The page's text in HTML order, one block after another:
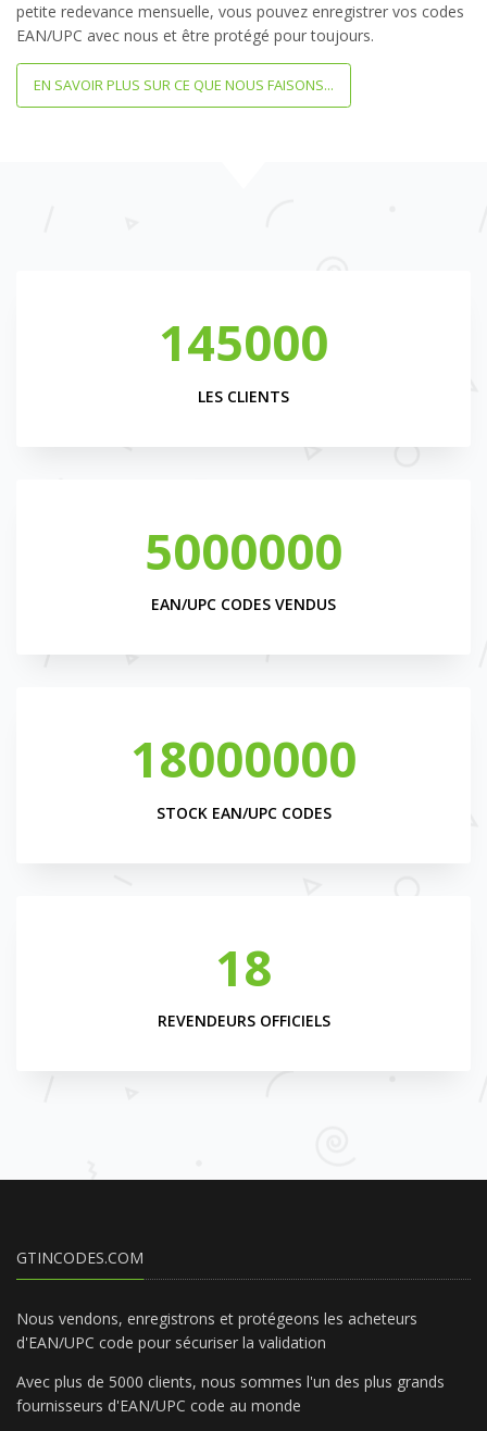
petite redevance mensuelle, vous pouvez enregistrer vos codes
EAN/UPC avec nous et être protégé pour toujours.
EN SAVOIR PLUS SUR CE QUE NOUS FAISONS...
145000
LES CLIENTS
5000000
EAN/UPC CODES VENDUS
18000000
STOCK EAN/UPC CODES
18
REVENDEURS OFFICIELS
GTINCODES.COM
Nous vendons, enregistrons et protégeons les acheteurs
d'EAN/UPC code pour sécuriser la validation
Avec plus de 5000 clients, nous sommes l'un des plus grands
fournisseurs d'EAN/UPC code au monde